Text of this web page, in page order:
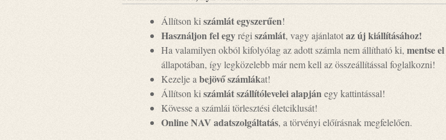
Állítson kiszámlát egyszerűen!
Használjon fel egyrégiszámlát, vagy ajánlatotaz új kiállításához!
Ha valamilyen okból kifolyólag az adott számla nem állítható ki,mentse el
állapotában, így legközelebb már nem kell az összeállítással foglalkozni!
Kezelje abejövő számlákat!
Állítson kiszámlát szállítólevelei alapjánegy kattintással!
Kövesse a számlái törlesztési életciklusát!
Online NAV adatszolgáltatás, a törvényi előírásnak megfelelően.